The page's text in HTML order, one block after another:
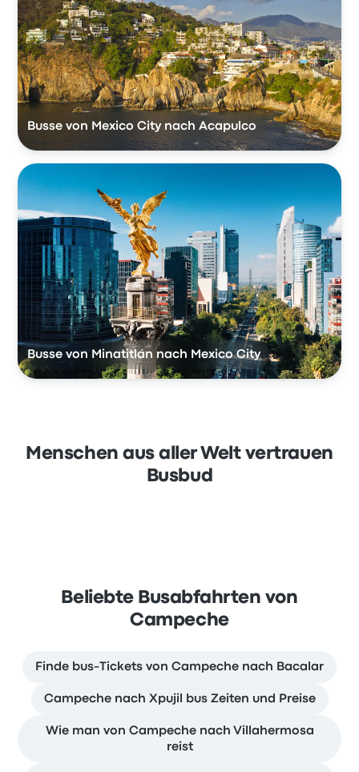
Busse von Mexico City nach Acapulco
Busse von Minatitlán nach Mexico City
Menschen aus aller Welt vertrauen
Busbud
Beliebte Busabfahrten von
Campeche
Finde bus-Tickets von Campeche nach Bacalar
Campeche nach Xpujil bus Zeiten und Preise
Wie man von Campeche nach Villahermosa
reist